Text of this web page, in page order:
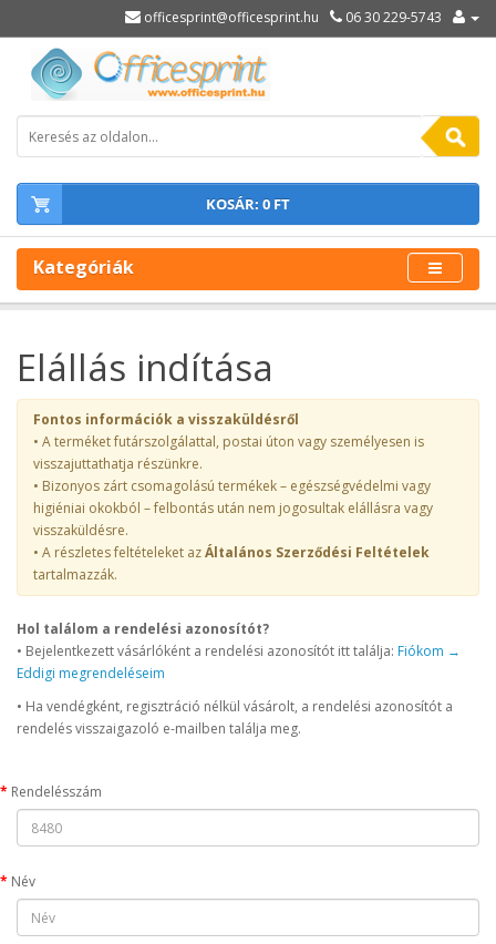
officesprint@officesprint.hu 06 30 229-5743
KOSÁR: 0 FT
Kategóriák
Elállás indítása
Fontos információk a visszaküldésről
• A terméket futárszolgálattal, postai úton vagy személyesen is
visszajuttathatja részünkre.
• Bizonyos zárt csomagolású termékek – egészségvédelmi vagy
higiéniai okokból – felbontás után nem jogosultak elállásra vagy
visszaküldésre.
• A részletes feltételeket azÁltalános Szerződési Feltételek
tartalmazzák.
Hol találom a rendelési azonosítót?
• Bejelentkezett vásárlóként a rendelési azonosítót itt találja: Fiókom →
Eddigi megrendeléseim
• Ha vendégként, regisztráció nélkül vásárolt, a rendelési azonosítót a
rendelés visszaigazoló e-mailben találja meg.
Rendelésszám
Név